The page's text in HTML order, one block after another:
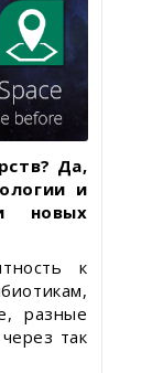
Да,
и
новых
к
разные
так